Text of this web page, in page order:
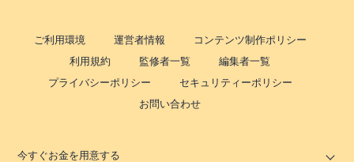
ATM営業時間
平日：-
土曜：-
✕
ご利用環境 運営者情報
コンテンツ制作ポリシー
利用規約
監修者一覧
編集者一覧
プライバシーポリシー
セキュリティーポリシー
お問い合わせ
今すぐお金を用意する